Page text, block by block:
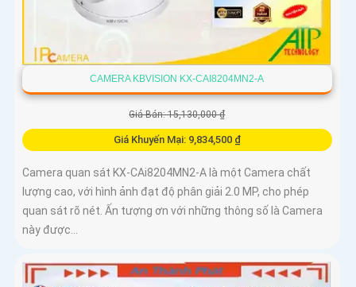
CAMERA KBVISION KX-CAI8204MN2-A
Giá Bán: 15,130,000 ₫
Giá Khuyến Mại: 9,834,500 ₫
Camera quan sát KX-CAi8204MN2-A là một Camera chất
lượng cao, với hình ảnh đạt độ phân giải 2.0 MP, cho phép
quan sát rõ nét. Ấn tượng ơn với những thông số là Camera
này được...